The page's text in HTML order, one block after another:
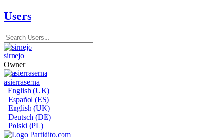
Users
sirnejo
Owner
asierraserna
English (UK)
Español (ES)
English (UK)
Deutsch (DE)
Polski (PL)